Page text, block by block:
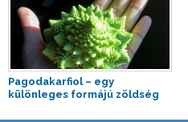
Pagodakarfiol – egy
különleges formájú zöldség